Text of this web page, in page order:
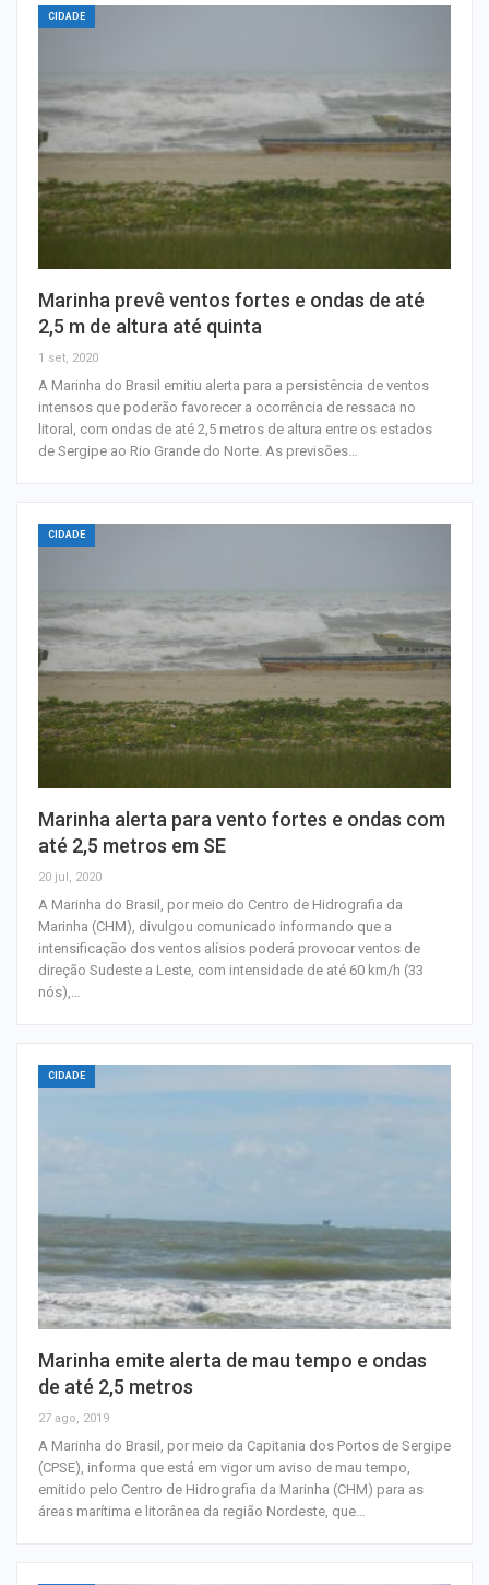
CIDADE
Marinha prevê ventos fortes e ondas de até
2,5 m de altura até quinta
1 set, 2020
A Marinha do Brasil emitiu alerta para a persistência de ventos
intensos que poderão favorecer a ocorrência de ressaca no
litoral, com ondas de até 2,5 metros de altura entre os estados
de Sergipe ao Rio Grande do Norte. As previsões…
CIDADE
Marinha alerta para vento fortes e ondas com
até 2,5 metros em SE
20 jul, 2020
A Marinha do Brasil, por meio do Centro de Hidrografia da
Marinha (CHM), divulgou comunicado informando que a
intensificação dos ventos alísios poderá provocar ventos de
direção Sudeste a Leste, com intensidade de até 60 km/h (33
nós),…
CIDADE
Marinha emite alerta de mau tempo e ondas
de até 2,5 metros
27 ago, 2019
A Marinha do Brasil, por meio da Capitania dos Portos de Sergipe
(CPSE), informa que está em vigor um aviso de mau tempo,
emitido pelo Centro de Hidrografia da Marinha (CHM) para as
áreas marítima e litorânea da região Nordeste, que…